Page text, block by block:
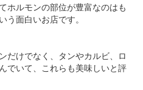
ホルモンの部位が豊富なのはも
う面白いお店です。
だけでなく、タンやカルビ、ロ
でいて、これらも美味しいと評